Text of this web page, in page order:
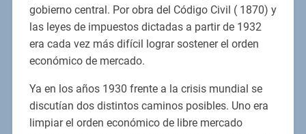
gobierno central. Por obra del Código Civil ( 1870) y
las leyes de impuestos dictadas a partir de 1932
era cada vez más difícil lograr sostener el orden
económico de mercado.
Ya en los años 1930 frente a la crisis mundial se
discutían dos distintos caminos posibles. Uno era
limpiar el orden económico de libre mercado